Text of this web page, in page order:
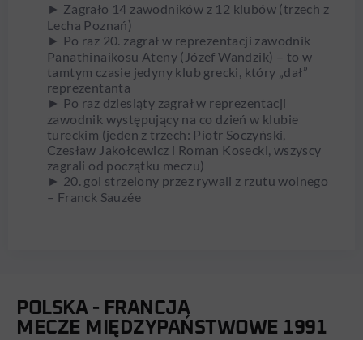
► Zagrało 14 zawodników z 12 klubów (trzech z
Lecha Poznań)
► Po raz 20. zagrał w reprezentacji zawodnik
Panathinaikosu Ateny (Józef Wandzik) – to w
tamtym czasie jedyny klub grecki, który „dał”
reprezentanta
► Po raz dziesiąty zagrał w reprezentacji
zawodnik występujący na co dzień w klubie
tureckim (jeden z trzech: Piotr Soczyński,
Czesław Jakołcewicz i Roman Kosecki, wszyscy
zagrali od początku meczu)
► 20. gol strzelony przez rywali z rzutu wolnego
– Franck Sauzée
POLSKA - FRANCJA
MECZE MIĘDZYPAŃSTWOWE 1991